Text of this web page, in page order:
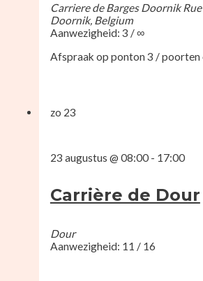
Carriere de Barges Doornik
Doornik, Belgium
Aanwezigheid: 3 / ∞
Afspraak op ponton 3 / poorten
zo 23
23 augustus @ 08:00- 17:00
Carrière de Dour
Dour
Aanwezigheid: 11 / 16